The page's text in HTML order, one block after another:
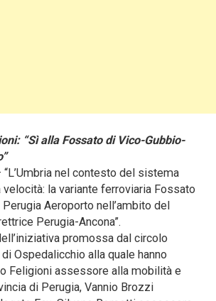
“Sì alla Fossato di Vico-Gubbio-
“L’Umbria nel contesto del sistema
velocità: la variante ferroviaria Fossato
Aeroporto nell’ambito del
Perugia-Ancona”.
promossa dal circolo
Ospedalicchio alla quale hanno
Feligioni assessore alla mobilità e
di Perugia, Vannio Brozzi